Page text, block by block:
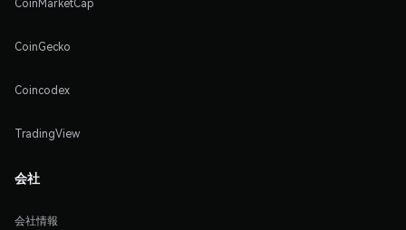
CoinMarketCap
CoinGecko
Coincodex
TradingView
会社
会社情報